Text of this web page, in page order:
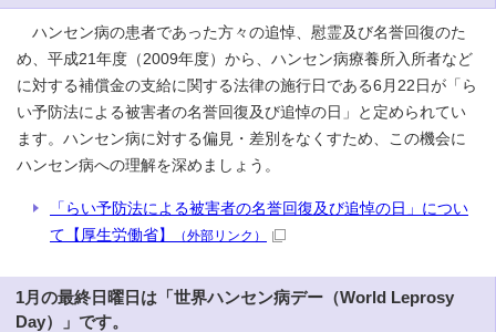
ハンセン病の患者であった方々の追悼、慰霊及び名誉回復のた
め、平成21年度（2009年度）から、ハンセン病療養所入所者など
に対する補償金の支給に関する法律の施行日である6月22日が「ら
い予防法による被害者の名誉回復及び追悼の日」と定められてい
ます。ハンセン病に対する偏見・差別をなくすため、この機会に
ハンセン病への理解を深めましょう。
「らい予防法による被害者の名誉回復及び追悼の日」につい
て【厚生労働省】
（外部リンク）
1月の最終日曜日は「世界ハンセン病デー（World Leprosy
Day）」です。